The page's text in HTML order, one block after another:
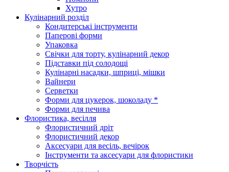
Хутро
Кулінарний розділ
Кондитерські інструменти
Паперові форми
Упаковка
Свічки для торту, кулінарний декор
Підставки під солодощі
Кулінарні насадки, шприці, мішки
Вайнери
Серветки
Форми для цукерок, шоколаду *
Форми для печива
Флористика, весілля
Флористичний дріт
Флористичний декор
Аксесуари для весіль, вечірок
Інструменти та аксесуари для флористики
Творчість